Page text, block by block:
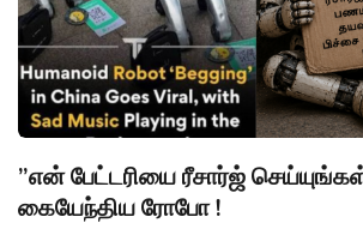
”என் பேட்டரியை ரீசார்ஜ்
கையேந்திய ரோபோ !